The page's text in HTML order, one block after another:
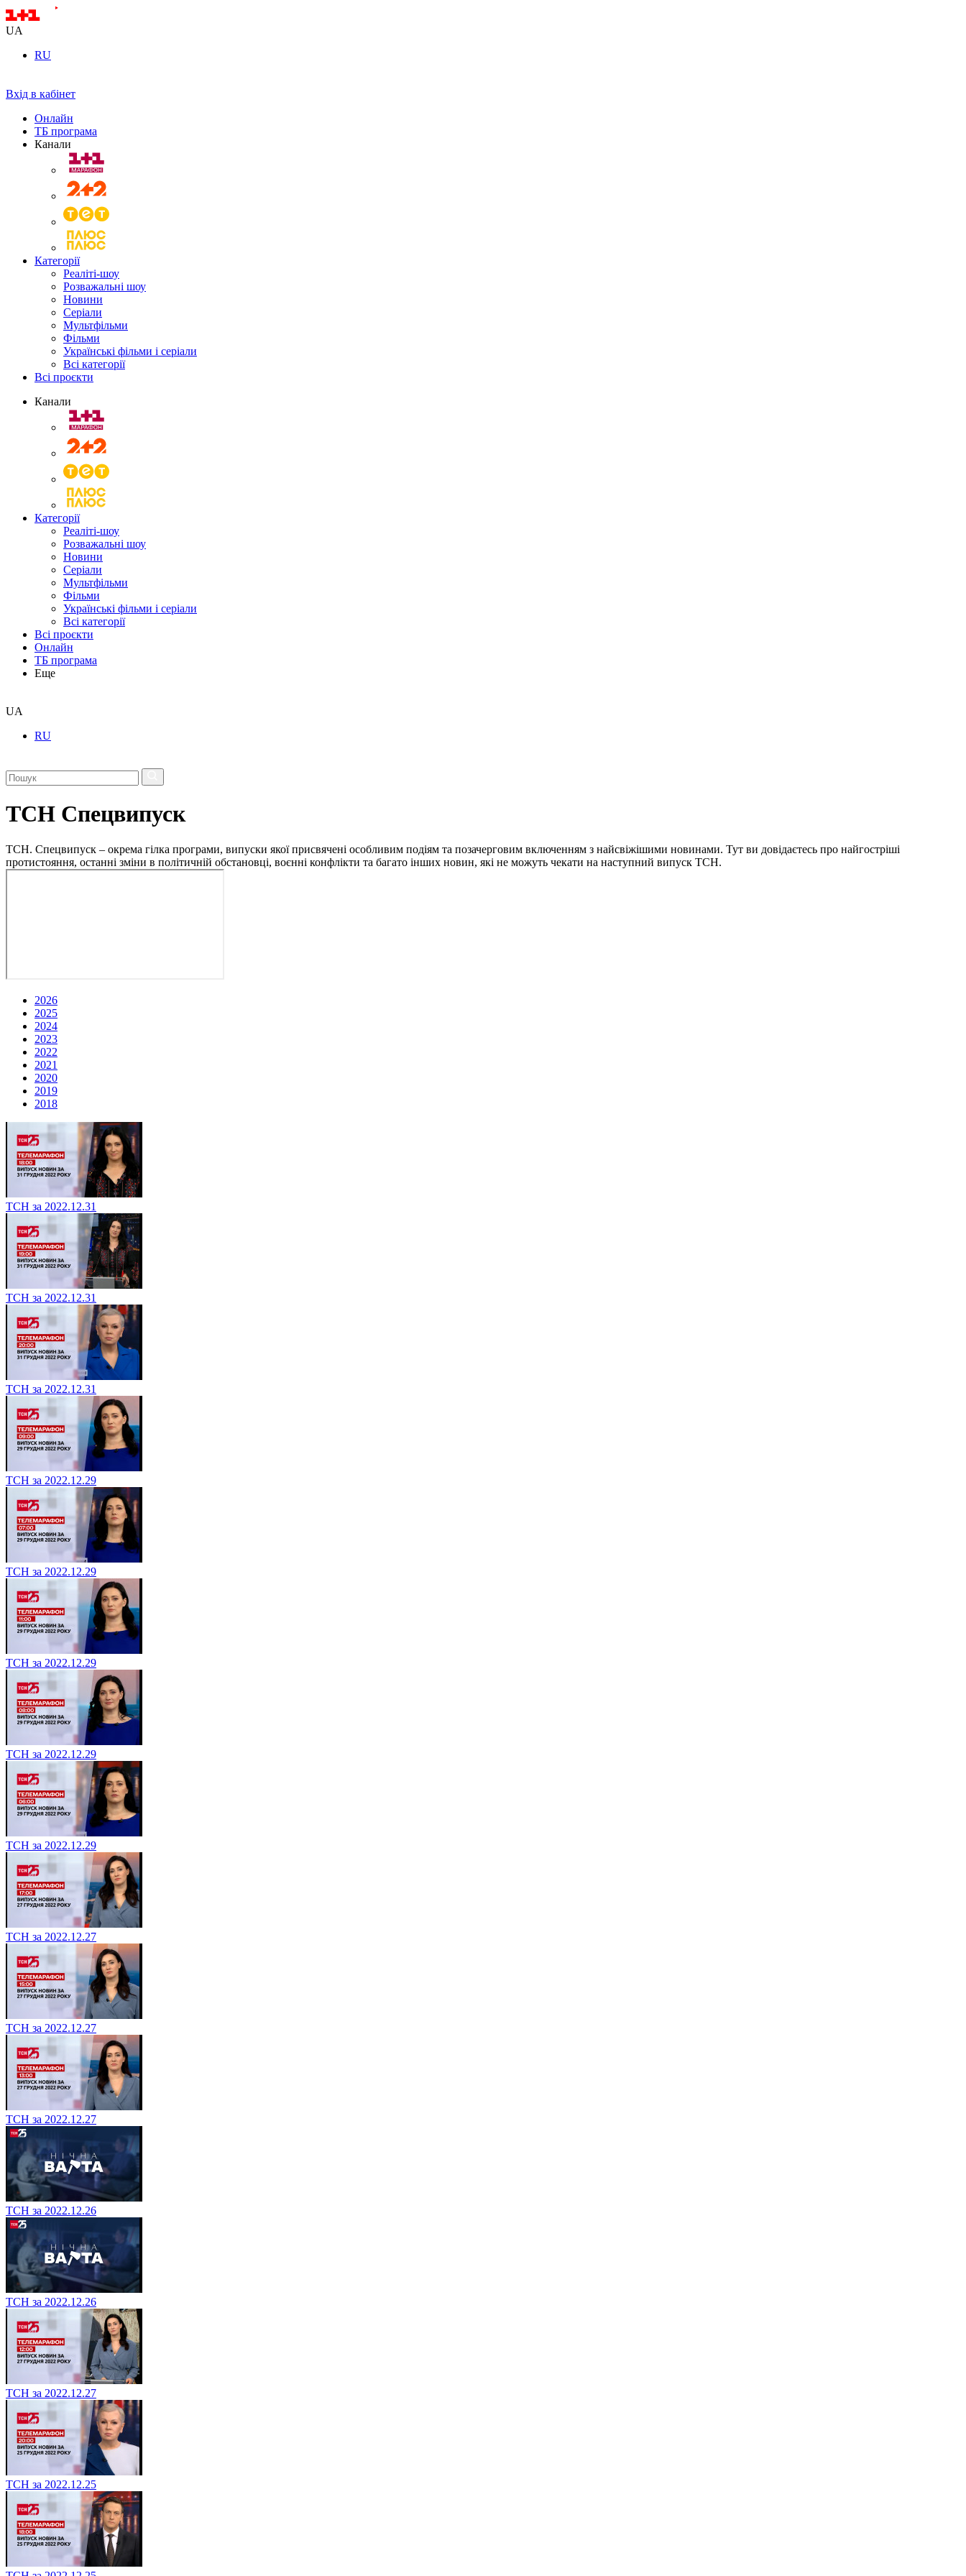
UA
RU
Вхід в кабінет
Онлайн
ТБ програма
Канали
Категорії
Реаліті-шоу
Розважальні шоу
Новини
Серіали
Мультфільми
Фільми
Українські фільми і серіали
Всі категорії
Всі проєкти
Канали
Категорії
Реаліті-шоу
Розважальні шоу
Новини
Серіали
Мультфільми
Фільми
Українські фільми і серіали
Всі категорії
Всі проєкти
Онлайн
ТБ програма
Еще
UA
RU
ТСН Спецвипуск
ТСН. Спецвипуск – окрема гілка програми, випуски якої присвячені особливим подіям та позачерговим включенням з найсвіжішими новинами. Тут ви довідаєтесь про найгостріші
протистояння, останні зміни в політичній обстановці, воєнні конфлікти та багато інших новин, які не можуть чекати на наступний випуск ТСН.
2026
2025
2024
2023
2022
2021
2020
2019
2018
ТСН за 2022.12.31
ТСН за 2022.12.31
ТСН за 2022.12.31
ТСН за 2022.12.29
ТСН за 2022.12.29
ТСН за 2022.12.29
ТСН за 2022.12.29
ТСН за 2022.12.29
ТСН за 2022.12.27
ТСН за 2022.12.27
ТСН за 2022.12.27
ТСН за 2022.12.26
ТСН за 2022.12.26
ТСН за 2022.12.27
ТСН за 2022.12.25